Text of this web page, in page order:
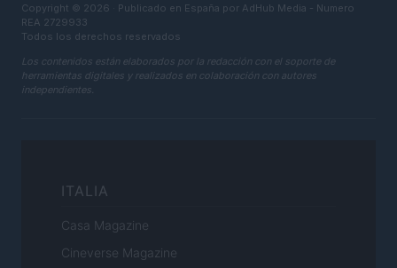
Copyright © 2026 · Publicado en España por AdHub Media - Numero
REA 2729933
Todos los derechos reservados
Los contenidos están elaborados por la redacción con el soporte de
herramientas digitales y realizados en colaboración con autores
independientes.
ITALIA
Casa Magazine
Cineverse Magazine